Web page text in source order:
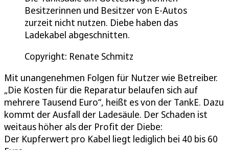
Besitzerinnen und Besitzer von E-Autos
zurzeit nicht nutzen. Diebe haben das
Ladekabel abgeschnitten.
Copyright: Renate Schmitz
Mit unangenehmen Folgen für Nutzer wie Betreiber.
„Die Kosten für die Reparatur belaufen sich auf
mehrere Tausend Euro“, heißt es von der TankE. Dazu
kommt der Ausfall der Ladesäule. Der Schaden ist
weitaus höher als der Profit der Diebe:
Der Kupferwert pro Kabel liegt lediglich bei 40 bis 60